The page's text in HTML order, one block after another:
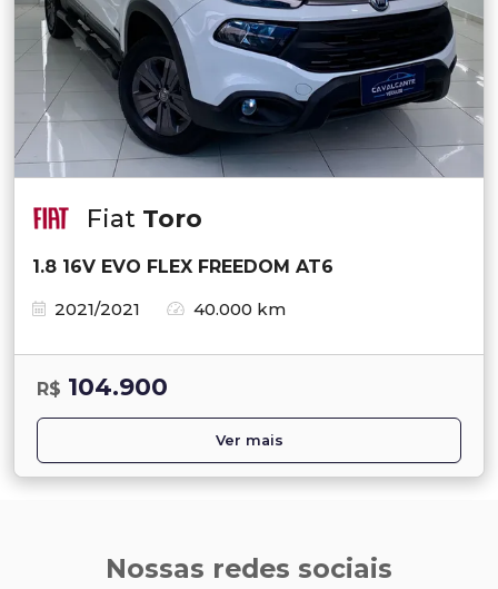
Fiat Toro
1.8 16V EVO FLEX FREEDOM AT6
2021/2021
40.000 km
R$ 104.900
Ver mais
Nossas redes sociais